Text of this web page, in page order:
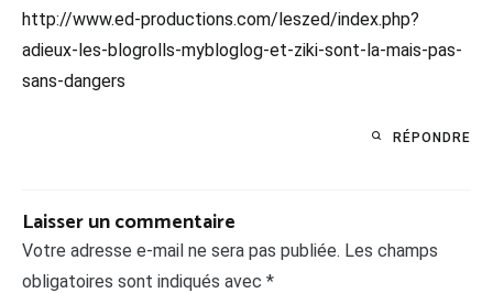
http://www.ed-productions.com/leszed/index.php?
adieux-les-blogrolls-mybloglog-et-ziki-sont-la-mais-pas-
sans-dangers
RÉPONDRE
Laisser un commentaire
Votre adresse e-mail ne sera pas publiée. Les champs
obligatoires sont indiqués avec *